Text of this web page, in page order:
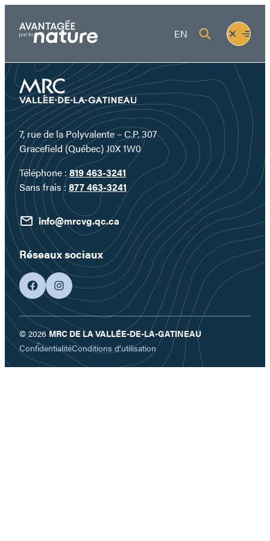
contenu
EN
Fermer
le
menu
Ouvrir
le
7, rue de la Polyvalente – C.P. 307
Gracefield (Québec) J0X 1W0
Téléphone :819 463-3241
Sans frais : 877 463-3241
info@mrcvg.qc.ca
Réseaux sociaux
facebookgoogleplus
© 2026 MRC DE LA VALLÉE-DE-LA-GATINEAU
ConfidentialitéConditions d’utilisation